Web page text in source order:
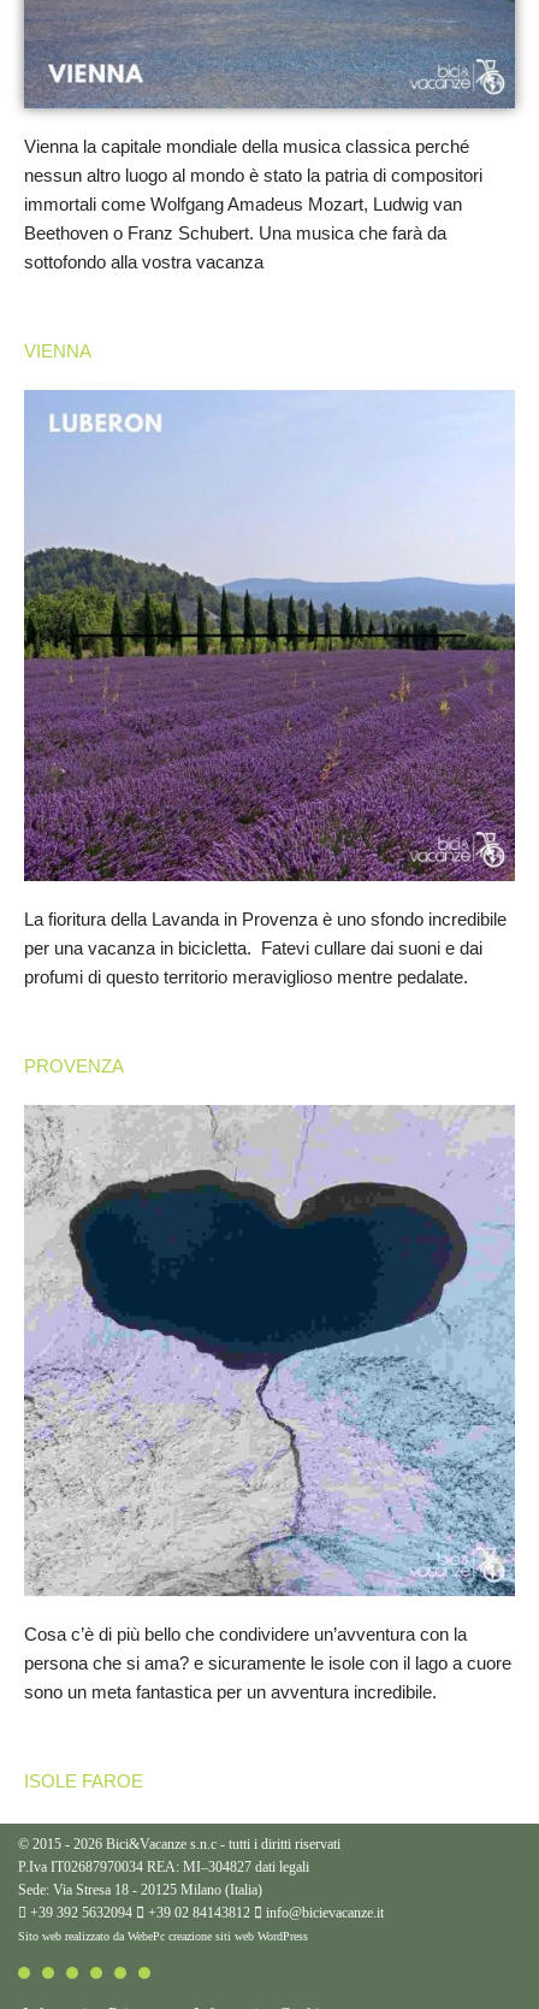
Vienna la capitale mondiale della musica classica perché
nessun altro luogo al mondo è stato la patria di compositori
immortali come Wolfgang Amadeus Mozart, Ludwig van
Beethoven o Franz Schubert. Una musica che farà da
sottofondo alla vostra vacanza
VIENNA
La fioritura della Lavanda in Provenza è uno sfondo incredibile
per una vacanza in bicicletta. Fatevi cullare dai suoni e dai
profumi di questo territorio meraviglioso mentre pedalate.
PROVENZA
Cosa c’è di più bello che condividere un’avventura con la
persona che si ama? e sicuramente le isole con il lago a cuore
sono un meta fantastica per un avventura incredibile.
ISOLE FAROE
© 2015 - 2026 Bici&Vacanze s.n.c - tutti i diritti riservati
P.Iva IT02687970034 REA: MI–304827 dati legali
Sede: Via Stresa 18 - 20125 Milano (Italia)
+39 392 5632094
+39 02 84143812 info@bicievacanze.it
Sito web realizzato da WebePc creazione siti web WordPress